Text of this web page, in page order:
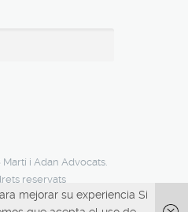
i Adan Advocats.
reservats
mejorar su experiencia Si